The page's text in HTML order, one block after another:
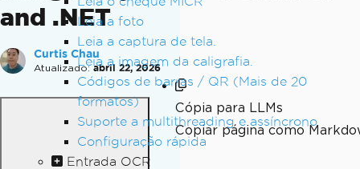
Leia a foto
Leia a captura de tela.
Leia a imagem da caligrafia.
Códigos de barras / QR (Mais de 20
formatos)
Suporte a multithreading e assíncrono
Configuração rápida
Entrada OCR
and .NET
Curtis Chau
Atualizado: abril 22, 2026
Cópia para LLMs
Copiar página como